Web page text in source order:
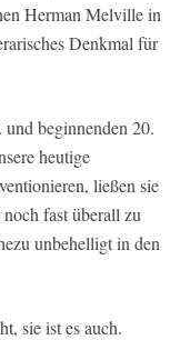
Herman Melville in
Denkmal für
beginnenden 20.
heutige
ließen sie
fast überall zu
unbehelligt in den
sie ist es auch.